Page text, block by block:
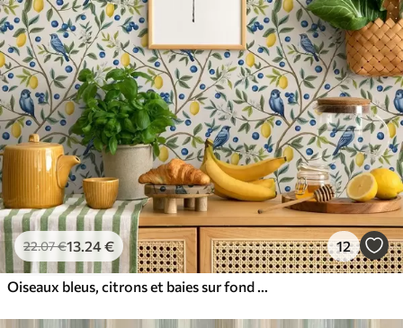
22.07€13.24€ 12
Oiseaux bleus, citrons et baies sur fond blanc